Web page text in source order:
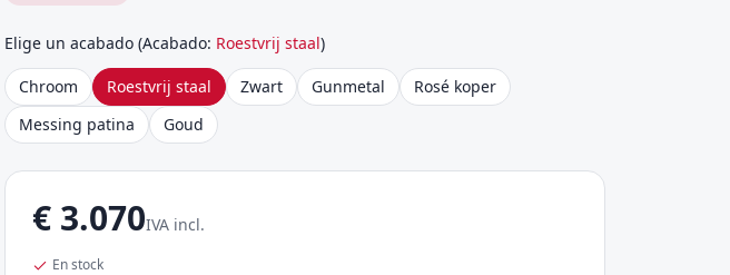
Elige un acabado (Acabado: Roestvrij staal)
Chroom Roestvrij staal Zwart Gunmetal
Rosé koper
Messing patina
Goud
€ 3.070IVA incl.
En stock